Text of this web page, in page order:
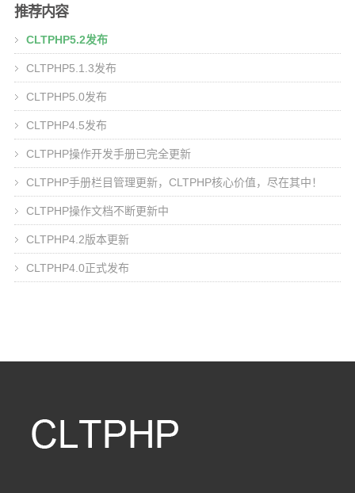
推荐内容
CLTPHP5.2发布
CLTPHP5.1.3发布
CLTPHP5.0发布
CLTPHP4.5发布
CLTPHP操作开发手册已完全更新
CLTPHP手册栏目管理更新，CLTPHP核心价值，尽在其中！
CLTPHP操作文档不断更新中
CLTPHP4.2版本更新
CLTPHP4.0正式发布